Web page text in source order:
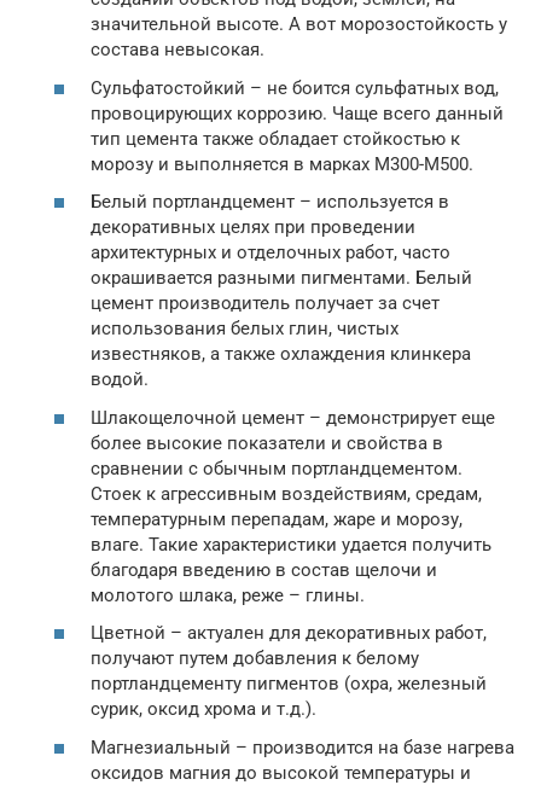
значительной высоте. А вот морозостойкость у
состава невысокая.
Сульфатостойкий – не боится сульфатных вод,
провоцирующих коррозию. Чаще всего данный
тип цемента также обладает стойкостью к
морозу и выполняется в марках М300-М500.
Белый портландцемент – используется в
декоративных целях при проведении
архитектурных и отделочных работ, часто
окрашивается разными пигментами. Белый
цемент производитель получает за счет
использования белых глин, чистых
известняков, а также охлаждения клинкера
водой.
Шлакощелочной цемент – демонстрирует еще
более высокие показатели и свойства в
сравнении с обычным портландцементом.
Стоек к агрессивным воздействиям, средам,
температурным перепадам, жаре и морозу,
влаге. Такие характеристики удается получить
благодаря введению в состав щелочи и
молотого шлака, реже – глины.
Цветной – актуален для декоративных работ,
получают путем добавления к белому
портландцементу пигментов (охра, железный
сурик, оксид хрома и т.д.).
Магнезиальный – производится на базе нагрева
оксидов магния до высокой температуры и